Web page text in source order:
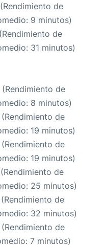
de
9 minutos)
de
31 minutos)
(Rendimiento de
8 minutos)
(Rendimiento de
19 minutos)
(Rendimiento de
19 minutos)
de
25 minutos)
(Rendimiento de
32 minutos)
(Rendimiento de
7 minutos)